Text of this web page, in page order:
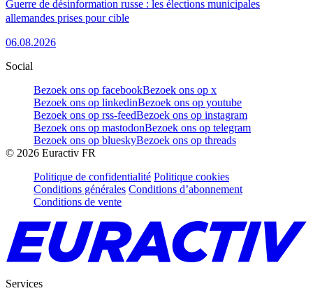
Guerre de désinformation russe : les élections municipales
allemandes prises pour cible
06.08.2026
Social
Bezoek ons op facebookBezoek ons op x
Bezoek ons op linkedinBezoek ons op youtube
Bezoek ons op rss-feedBezoek ons op instagram
Bezoek ons op mastodonBezoek ons op telegram
Bezoek ons op blueskyBezoek ons op threads
© 2026 Euractiv FR
Politique de confidentialité Politique cookies
Conditions générales Conditions d’abonnement
Conditions de vente
Services